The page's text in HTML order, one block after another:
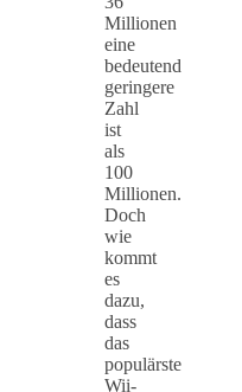
Millionen
eine
bedeutend
geringere
Zahl
ist
als
100
Millionen.
Doch
wie
kommt
es
dazu,
dass
das
populärste
Wii-